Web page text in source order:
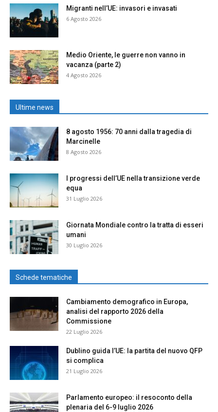
Migranti nell’UE: invasori e invasati
6 Agosto 2026
Medio Oriente, le guerre non vanno in
vacanza (parte 2)
4 Agosto 2026
Ultime news
8 agosto 1956: 70 anni dalla tragedia di
Marcinelle
8 Agosto 2026
I progressi dell’UE nella transizione verde
equa
31 Luglio 2026
Giornata Mondiale contro la tratta di esseri
umani
30 Luglio 2026
Schede tematiche
Cambiamento demografico in Europa,
analisi del rapporto 2026 della
Commissione
22 Luglio 2026
Dublino guida l’UE: la partita del nuovo QFP
si complica
21 Luglio 2026
Parlamento europeo: il resoconto della
plenaria del 6-9 luglio 2026